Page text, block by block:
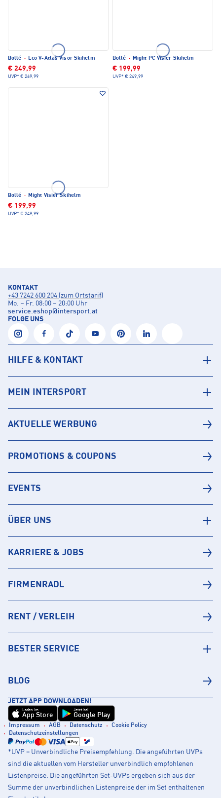
Bollé · Eco V-Atlas Visor Skihelm
€ 249,99
UVP* € 269,99
Bollé · Might PC Visier Skihelm
€ 199,99
UVP* € 249,99
Bollé · Might Visier Skihelm
€ 199,99
UVP* € 249,99
KONTAKT
+43 7242 600 204 (zum Ortstarif)
Mo. – Fr. 08:00 – 20:00 Uhr
service.eshop@intersport.at
FOLGE UNS
HILFE & KONTAKT
MEIN INTERSPORT
AKTUELLE WERBUNG
PROMOTIONS & COUPONS
EVENTS
ÜBER UNS
KARRIERE & JOBS
FIRMENRADL
RENT / VERLEIH
BESTER SERVICE
BLOG
JETZT APP DOWNLOADEN!
Laden im
App Store
Jetzt bei
Google Play
Impressum AGB Datenschutz
Cookie Policy
Datenschutzeinstellungen
*UVP = Unverbindliche Preisempfehlung. Die angeführten UVPs
sind die aktuellen vom Hersteller unverbindlich empfohlenen
Listenpreise. Die angeführten Set-UVPs ergeben sich aus der
Summe der unverbindlichen Listenpreise der im Set enthaltenen